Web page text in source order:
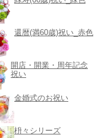
還暦(満60歳)祝い_赤色
開店・開業・周年記念
祝い
金婚式のお祝い
枡々シリーズ